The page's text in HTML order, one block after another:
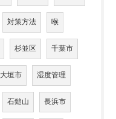
対策方法 喉
杉並区 千葉市
大垣市 湿度管理
石鎚山 長浜市